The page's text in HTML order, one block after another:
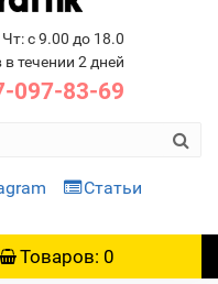
с 9.00 до 18.0
течении 2 дней
097-83-69
Статьи
Товаров: 0